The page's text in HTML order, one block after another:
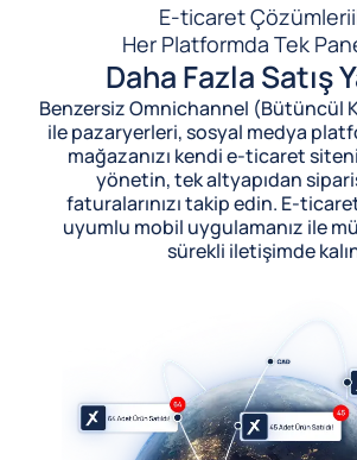
E-ticaret Çözümleri
Her Platformda Tek
Daha Fazla Satış
Benzersiz Omnichannel (Bütüncül
ile pazaryerleri, sosyal medya
mağazanızı kendi e-ticaret
yönetin, tek altyapıdan
faturalarınızı takip edin. E-
uyumlu mobil uygulamanız ile
sürekli iletişimde